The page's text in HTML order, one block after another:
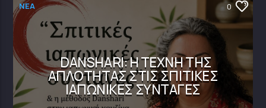
NEA 0
DANSHARI: Η ΤΈΧΝΗ ΤΗΣ
ΑΠΛΌΤΗΤΑΣ ΣΤΙΣ ΣΠΙΤΙΚΈΣ
ΙΑΠΩΝΙΚΈΣ ΣΥΝΤΑΓΈΣ